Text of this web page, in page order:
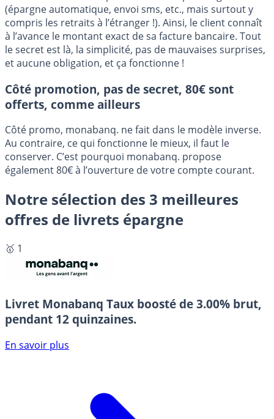
(épargne automatique, envoi sms, etc., mais surtout y
compris les retraits à l’étranger !). Ainsi, le client connaît
à l’avance le montant exact de sa facture bancaire. Tout
le secret est là, la simplicité, pas de mauvaises surprises,
et aucune obligation, et ça fonctionne !
Côté promotion, pas de secret, 80€ sont
offerts, comme ailleurs
Côté promo, monabanq. ne fait dans le modèle inverse.
Au contraire, ce qui fonctionne le mieux, il faut le
conserver. C’est pourquoi monabanq. propose
également 80€ à l’ouverture de votre compte courant.
Notre sélection des 3 meilleures
offres de livrets épargne
🥇 1
Livret Monabanq Taux boosté de 3.00% brut,
pendant 12 quinzaines.
En savoir plus